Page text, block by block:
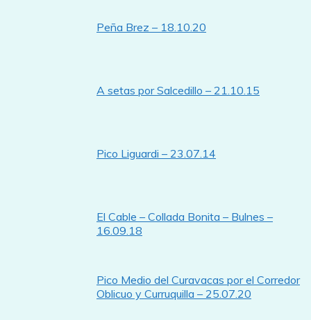
Peña Brez – 18.10.20
A setas por Salcedillo – 21.10.15
Pico Liguardi – 23.07.14
El Cable – Collada Bonita – Bulnes –
16.09.18
Pico Medio del Curavacas por el Corredor
Oblicuo y Curruquilla – 25.07.20